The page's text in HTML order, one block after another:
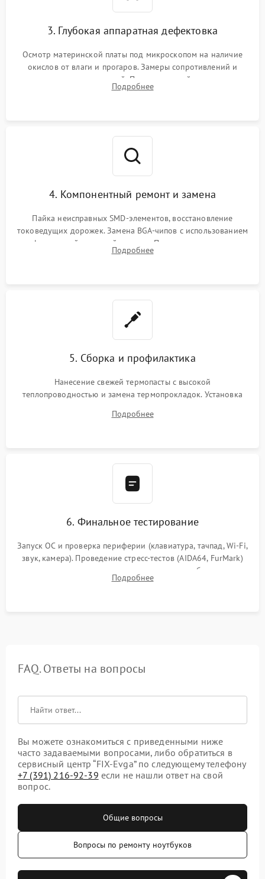
3. Глубокая аппаратная дефектовка
Осмотр материнской платы под микроскопом на наличие
окислов от влаги и прогаров. Замеры сопротивлений и
дежурных напряжений. Проверка цепей питания,
мультиконтроллера, процессора и видеочипа.
Подробнее
4. Компонентный ремонт и замена
Пайка неисправных SMD-элементов, восстановление
токоведущих дорожек. Замена BGA-чипов с использованием
инфракрасной паяльной станции. Прошивка микросхемы
BIOS или замена поврежденных портов USB
Подробнее
5. Сборка и профилактика
Нанесение свежей термопасты с высокой
теплопроводностью и замена термопрокладок. Установка
шлейфов, модулей памяти и накопителей. Предварительная
Подробнее
6. Финальное тестирование
Запуск ОС и проверка периферии (клавиатура, тачпад, Wi-Fi,
звук, камера). Проведение стресс-тестов (AIDA64, FurMark)
для контроля температурного режима и стабильности
системы под пиковой нагрузкой.
Подробнее
FAQ. Ответы на вопросы
Вы можете ознакомиться с приведенными ниже
часто задаваемыми вопросами, либо обратиться в
сервисный центр “FIX-Evga” по следующему телефону
+7 (391) 216-92-39 если не нашли ответ на свой
вопрос.
Общие вопросы
Вопросы по ремонту ноутбуков